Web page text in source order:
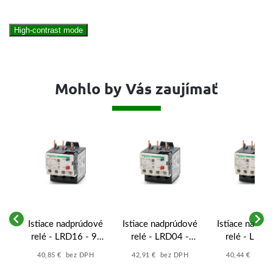
High-contrast mode
Mohlo by Vás zaujímať
Istiace nadprúdové
relé - LRD16 - 9-
13A
40,85 € bez DPH
Istiace nadprúdové
relé - LRD04 -
0,40-0,63A
42,91 € bez DPH
Istiace
relé -
40,44 € bez